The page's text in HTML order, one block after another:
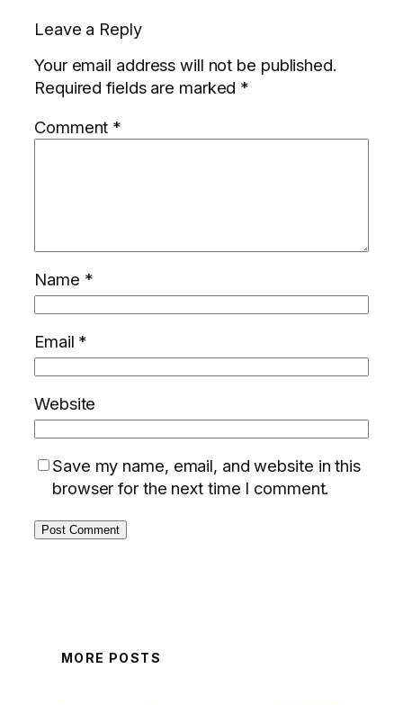
Leave a Reply
Your email address will not be published.
Required fields are marked *
Comment *
Name *
Email *
Website
Save my name, email, and website in this
browser for the next time I comment.
MORE POSTS